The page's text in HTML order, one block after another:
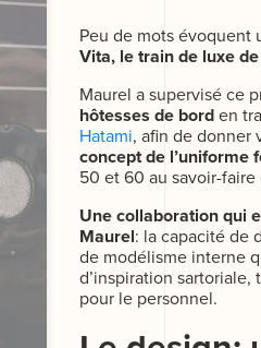
Peu de mots évoquent
Vita, le train de luxe
Maurel a supervisé ce
hôtesses de borden
Hatami, afin de donner
concept de l’uniforme
50 et 60 au savoir-
Une collaboration qui
Maurel: la capacité de
de modélisme interne
d’inspiration
pour le personnel.